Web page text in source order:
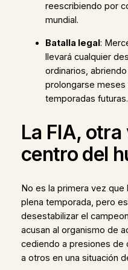
reescribiendo por
mundial.
Batalla legal:
llevará cualquier
ordinarios,
prolongarse meses
temporadas futuras.
La FIA, otra
centro del
No es la primera vez que
plena temporada, pero
desestabilizar el
acusan al organismo de
cediendo a presiones de
a otros en una situación